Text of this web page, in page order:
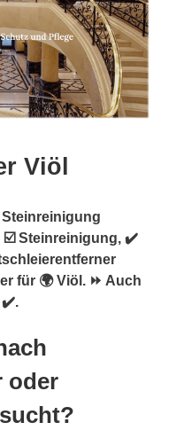
Viöl
Steinreinigung
☑️ Steinreinigung, ✔️
für 🌍 Viöl. ⏩ Auch
✔️.
oder